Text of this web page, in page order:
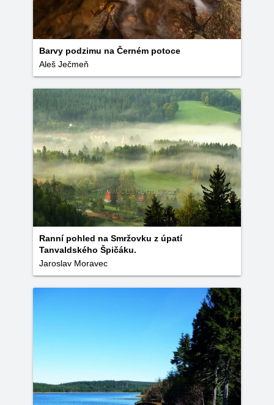
Barvy podzimu na Černém potoce
Aleš Ječmeň
Ranní pohled na Smržovku z úpatí
Tanvaldského Špičáku.
Jaroslav Moravec